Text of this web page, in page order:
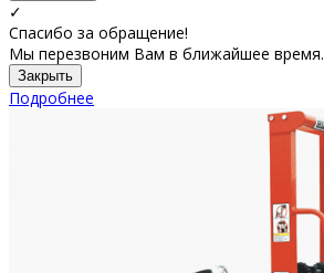
✓
Спасибо за обращение!
Мы перезвоним Вам в ближайшее время.
Закрыть
Подробнее